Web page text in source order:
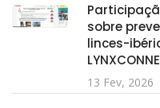
sobre
linces-
13 Fev, 2026